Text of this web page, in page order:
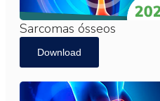
Sarcomas ósseos
Download